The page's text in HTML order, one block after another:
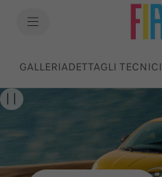
GALLERIADETTAGLI TECNICI